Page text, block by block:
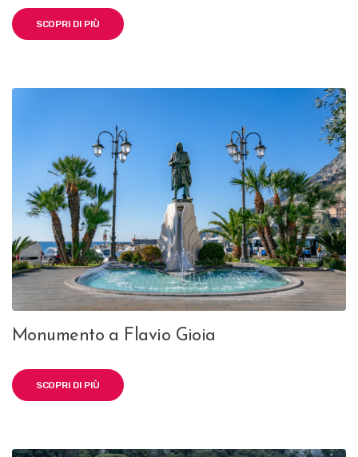
SCOPRI DI PIÙ
Monumento a Flavio Gioia
SCOPRI DI PIÙ